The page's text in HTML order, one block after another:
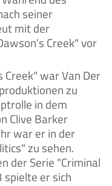
seiner
mit der
Creek" vor
Creek" war Van Der
zu
in dem
Clive Barker
war er in der
zu sehen.
der Serie "Criminal
er sich